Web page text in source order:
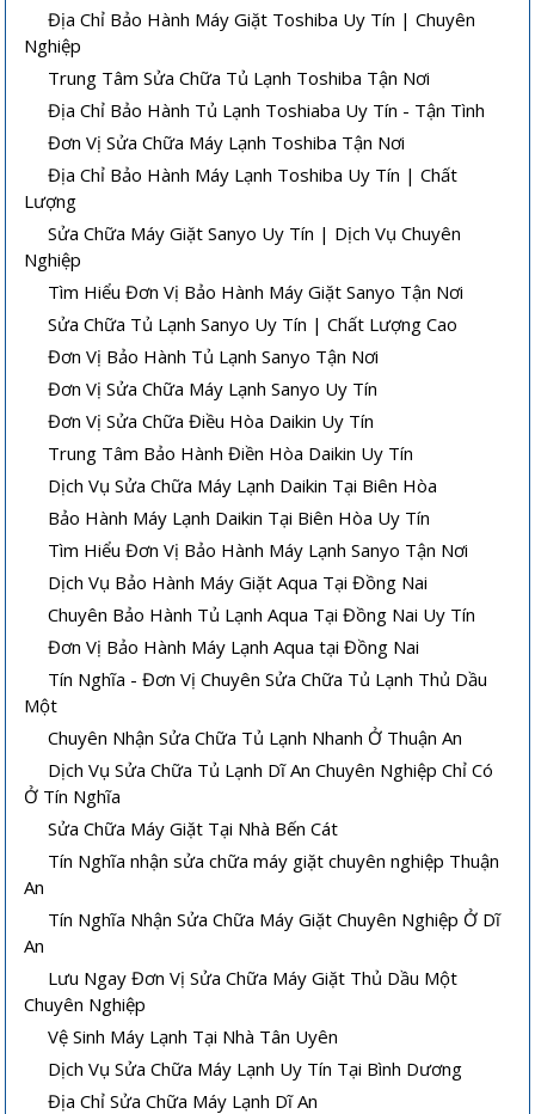
Địa Chỉ Bảo Hành Máy Giặt Toshiba Uy Tín | Chuyên
Nghiệp
Trung Tâm Sửa Chữa Tủ Lạnh Toshiba Tận Nơi
Địa Chỉ Bảo Hành Tủ Lạnh Toshiaba Uy Tín - Tận Tình
Đơn Vị Sửa Chữa Máy Lạnh Toshiba Tận Nơi
Địa Chỉ Bảo Hành Máy Lạnh Toshiba Uy Tín | Chất
Lượng
Sửa Chữa Máy Giặt Sanyo Uy Tín | Dịch Vụ Chuyên
Nghiệp
Tìm Hiểu Đơn Vị Bảo Hành Máy Giặt Sanyo Tận Nơi
Sửa Chữa Tủ Lạnh Sanyo Uy Tín | Chất Lượng Cao
Đơn Vị Bảo Hành Tủ Lạnh Sanyo Tận Nơi
Đơn Vị Sửa Chữa Máy Lạnh Sanyo Uy Tín
Đơn Vị Sửa Chữa Điều Hòa Daikin Uy Tín
Trung Tâm Bảo Hành Điền Hòa Daikin Uy Tín
Dịch Vụ Sửa Chữa Máy Lạnh Daikin Tại Biên Hòa
Bảo Hành Máy Lạnh Daikin Tại Biên Hòa Uy Tín
Tìm Hiểu Đơn Vị Bảo Hành Máy Lạnh Sanyo Tận Nơi
Dịch Vụ Bảo Hành Máy Giặt Aqua Tại Đồng Nai
Chuyên Bảo Hành Tủ Lạnh Aqua Tại Đồng Nai Uy Tín
Đơn Vị Bảo Hành Máy Lạnh Aqua tại Đồng Nai
Tín Nghĩa - Đơn Vị Chuyên Sửa Chữa Tủ Lạnh Thủ Dầu
Một
Chuyên Nhận Sửa Chữa Tủ Lạnh Nhanh Ở Thuận An
Dịch Vụ Sửa Chữa Tủ Lạnh Dĩ An Chuyên Nghiệp Chỉ Có
Ở Tín Nghĩa
Sửa Chữa Máy Giặt Tại Nhà Bến Cát
Tín Nghĩa nhận sửa chữa máy giặt chuyên nghiệp Thuận
An
Tín Nghĩa Nhận Sửa Chữa Máy Giặt Chuyên Nghiệp Ở Dĩ
An
Lưu Ngay Đơn Vị Sửa Chữa Máy Giặt Thủ Dầu Một
Chuyên Nghiệp
Vệ Sinh Máy Lạnh Tại Nhà Tân Uyên
Dịch Vụ Sửa Chữa Máy Lạnh Uy Tín Tại Bình Dương
Địa Chỉ Sửa Chữa Máy Lạnh Dĩ An